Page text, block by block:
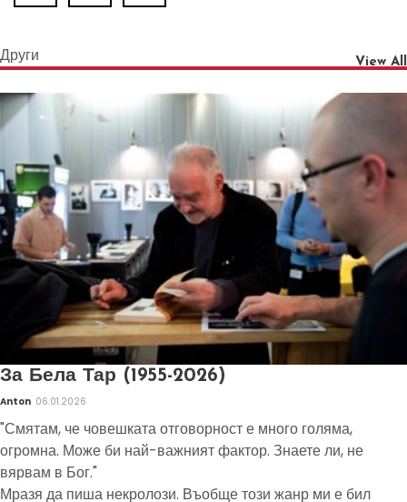
Други View All
За Бела Тар (1955-2026)
Anton 06.01.2026
"Смятам, че човешката отговорност е много голяма,
огромна. Може би най-важният фактор. Знаете ли, не
вярвам в Бог."
Мразя да пиша некролози. Въобще този жанр ми е бил